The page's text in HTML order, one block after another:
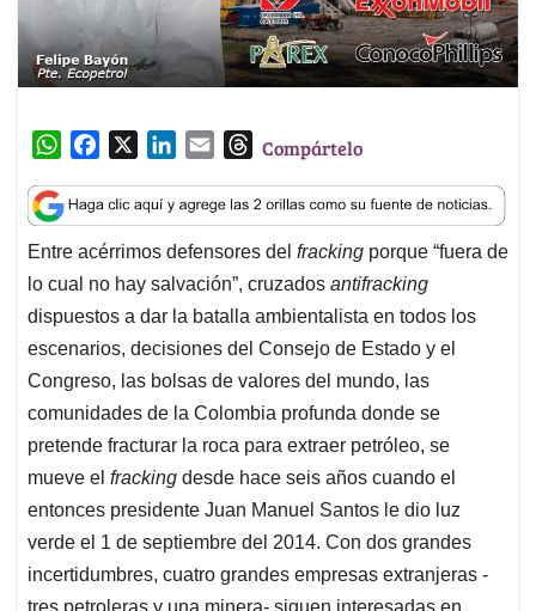
W
a
t
s
A
p
p
c
e
b
o
o
k
n
k
e
d
I
n
a
i
l
T
r
e
a
d
s
Compártelo
Entre acérrimos defensores del fracking porque “fuera de
lo cual no hay salvación”, cruzados antifracking
dispuestos a dar la batalla ambientalista en todos los
escenarios, decisiones del Consejo de Estado y el
Congreso, las bolsas de valores del mundo, las
comunidades de la Colombia profunda donde se
pretende fracturar la roca para extraer petróleo, se
mueve el fracking desde hace seis años cuando el
entonces presidente Juan Manuel Santos le dio luz
verde el 1 de septiembre del 2014. Con dos grandes
incertidumbres, cuatro grandes empresas extranjeras -